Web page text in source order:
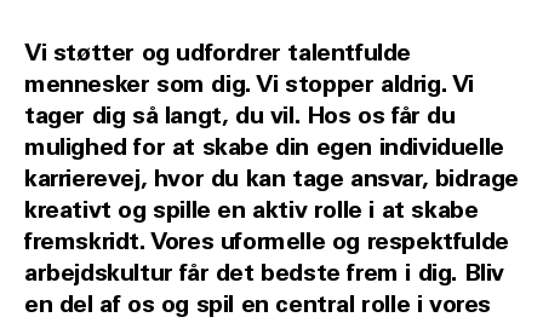
Vi støtter og udfordrer talentfulde
mennesker som dig. Vi stopper aldrig. Vi
tager dig så langt, du vil. Hos os får du
mulighed for at skabe din egen individuelle
karrierevej, hvor du kan tage ansvar, bidrage
kreativt og spille en aktiv rolle i at skabe
fremskridt. Vores uformelle og respektfulde
arbejdskultur får det bedste frem i dig. Bliv
en del af os og spil en central rolle i vores